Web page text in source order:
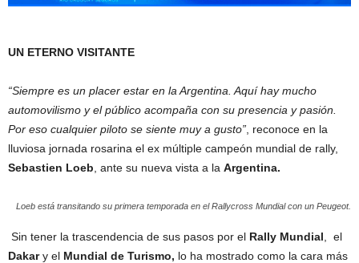
UN ETERNO VISITANTE
“Siempre es un placer estar en la Argentina. Aquí hay mucho
automovilismo y el público acompaña con su presencia y pasión.
Por eso cualquier piloto se siente muy a gusto” , reconoce en la
lluviosa jornada rosarina el ex múltiple campeón mundial de rally,
Sebastien Loeb , ante su nueva vista a la Argentina.
Loeb está transitando su primera temporada en el Rallycross Mundial con un Peugeot.
Sin tener la trascendencia de sus pasos por el Rally Mundial , el
Dakary el Mundial de Turismo, lo ha mostrado como la cara más